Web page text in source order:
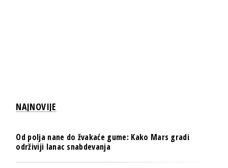
NAJNOVIJE
Od polja nane do žvakaće gume: Kako Mars gradi
održiviji lanac snabdevanja